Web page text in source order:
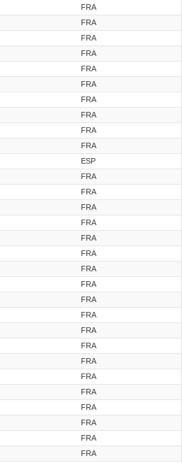
FRA
FRA
FRA
FRA
FRA
FRA
FRA
FRA
FRA
FRA
ESP
FRA
FRA
FRA
FRA
FRA
FRA
FRA
FRA
FRA
FRA
FRA
FRA
FRA
FRA
FRA
FRA
FRA
FRA
FRA